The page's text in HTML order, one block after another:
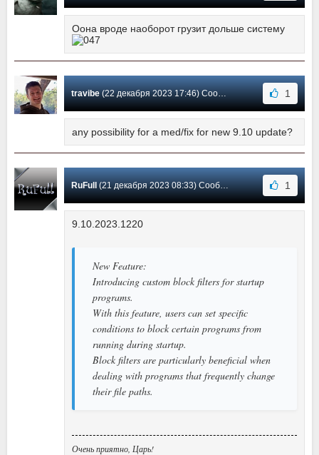
Оона вроде наоборот грузит дольше систему
travibe(22 декабря 2023 17:46) Сообщение #158 1
any possibility for a med/fix for new 9.10 update?
RuFull(21 декабря 2023 08:33) Сообщение #157 1
9.10.2023.1220
New Feature:
Introducing custom block filters for startup
programs.
With this feature, users can set specific
conditions to block certain programs from
running during startup.
Block filters are particularly beneficial when
dealing with programs that frequently change
their file paths.
Очень приятно, Царь!